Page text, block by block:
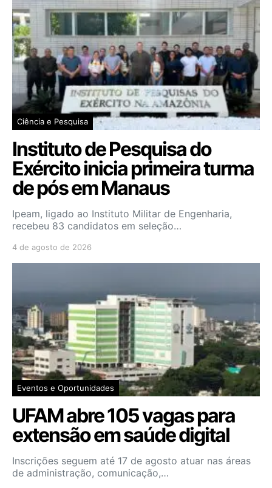
Ciência e Pesquisa
Instituto de Pesquisa do
Exército inicia primeira turma
de pós em Manaus
Ipeam, ligado ao Instituto Militar de Engenharia,
recebeu 83 candidatos em seleção…
4 de agosto de 2026
Eventos e Oportunidades
UFAM abre 105 vagas para
extensão em saúde digital
Inscrições seguem até 17 de agosto atuar nas áreas
de administração, comunicação,…